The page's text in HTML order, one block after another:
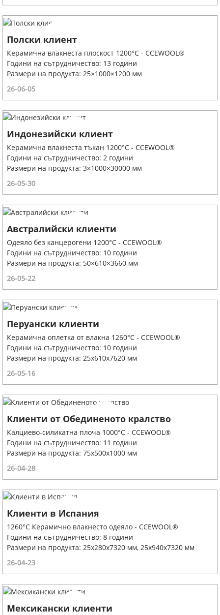
Полски клиент
Керамична влакнеста плоскост 1200°C - CCEWOOL®
Години на сътрудничество: 13 години
Размери на продукта: 25×1000×1200 мм
26-06-05
Индонезийски клиент
Керамична влакнеста тъкан 1200°C - CCEWOOL®
Години на сътрудничество: 2 години
Размери на продукта: 3×1000×30000 мм
26-05-30
Австралийски клиенти
Одеяло без канцерогени 1200°C - CCEWOOL®
Години на сътрудничество: 10 години
Размери на продукта: 50×610×3660 мм
26-05-22
Перуански клиенти
Керамична оплетка от влакна 1260°C - CCEWOOL®
Години на сътрудничество: 10 години
Размери на продукта: 25x610x7620 мм
26-05-16
Клиенти от Обединеното кралство
Калциево-силикатна плоча 1000°C - CCEWOOL®
Години на сътрудничество: 11 години
Размери на продукта: 75x500x1000 мм
26-04-28
Клиенти в Испания
1260°C Керамично влакнесто одеяло - CCEWOOL®
Години на сътрудничество: 8 години
Размери на продукта: 25x280x7320 мм, 25x940x7320 мм
26-04-23
Мексикански клиенти